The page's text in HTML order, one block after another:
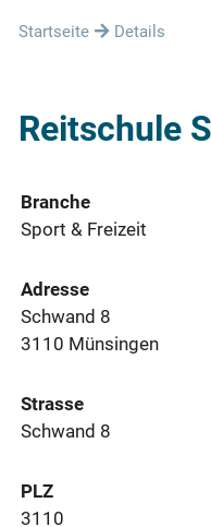
Startseite Details
Reitschule
Branche
Sport & Freizeit
Adresse
Schwand 8
3110 Münsingen
Strasse
Schwand 8
PLZ
3110